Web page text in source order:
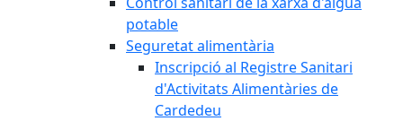
potable
Seguretat alimentària
Inscripció al Registre Sanitari
d'Activitats Alimentàries de
Cardedeu